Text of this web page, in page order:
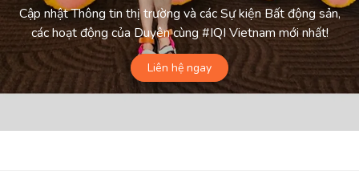
Cập nhật Thông tin thị trường và các Sự kiện Bất động sản,
các hoạt động của Duyên cùng #IQI Vietnam mới nhất!
Liên hệ ngay